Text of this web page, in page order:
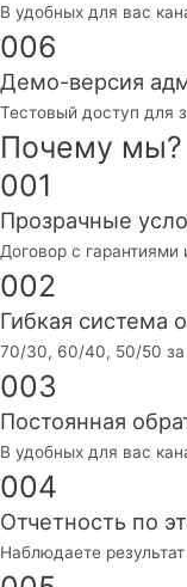
В удобных для вас
006
Демо-версия
Тестовый доступ для
Почему мы?
001
Прозрачные
Договор с гарантиями
002
Гибкая система
70/30, 60/40, 50/50 за
003
Постоянная
В удобных для вас
004
Отчетность по
Наблюдаете